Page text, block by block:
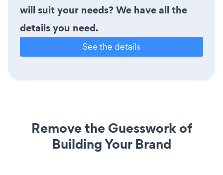
will suit your needs? We have all the
details you need.
See the details
Remove the Guesswork of
Building Your Brand